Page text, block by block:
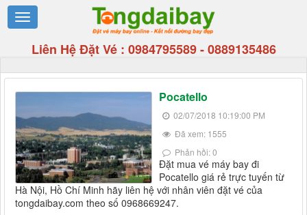
Liên Hệ Đặt Vé : 0984795589-0889135486
Pocatello
02/07/2018 10:19:00 PM
Đã xem: 1555
Phản hồi: 0
Đặt mua vé máy bay đi
Pocatello giá rẻ trực tuyến từ
Hà Nội, Hồ Chí Minh hãy liên hệ với nhân viên đặt vé của
tongdaibay.com theo số 0968669247.